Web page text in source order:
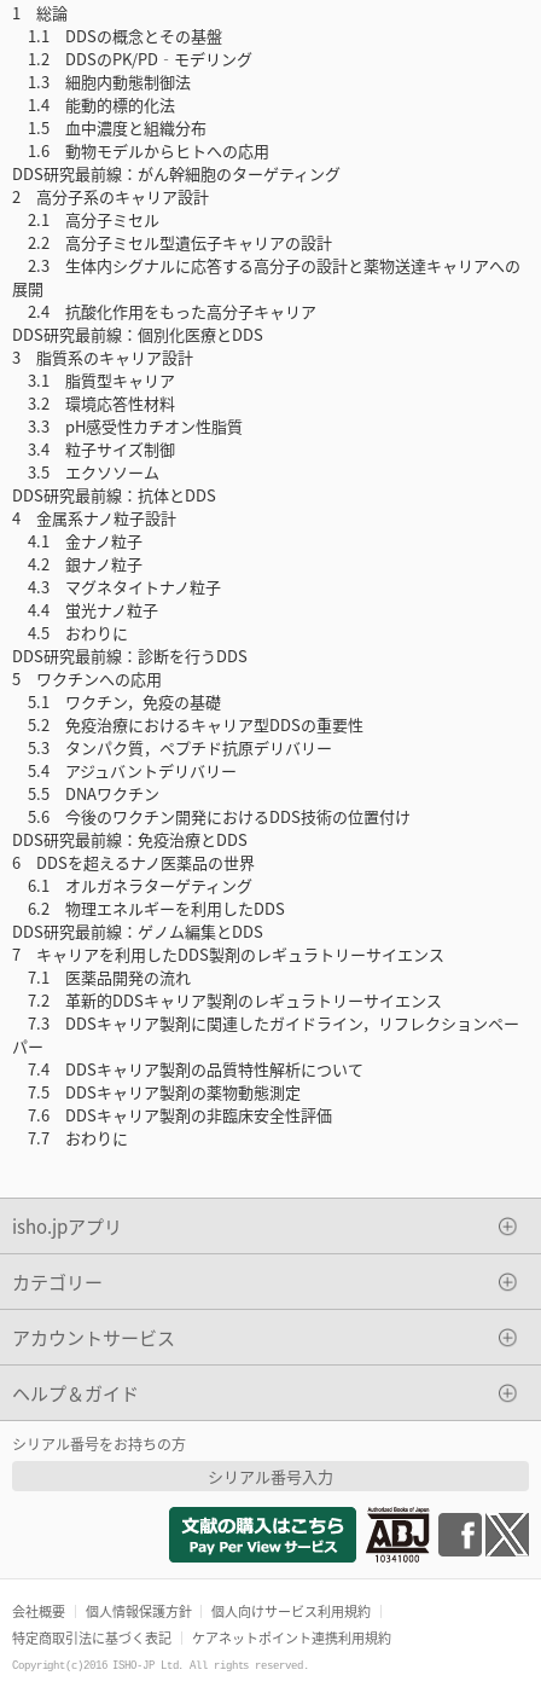
1 総論
1.1 DDSの概念とその基盤
1.2 DDSのPK/PD‐モデリング
1.3 細胞内動態制御法
1.4 能動的標的化法
1.5 血中濃度と組織分布
1.6 動物モデルからヒトへの応用
DDS研究最前線：がん幹細胞のターゲティング
2 高分子系のキャリア設計
2.1 高分子ミセル
2.2 高分子ミセル型遺伝子キャリアの設計
2.3 生体内シグナルに応答する高分子の設計と薬物送達キャリアへの
展開
2.4 抗酸化作用をもった高分子キャリア
DDS研究最前線：個別化医療とDDS
3 脂質系のキャリア設計
3.1 脂質型キャリア
3.2 環境応答性材料
3.3 pH感受性カチオン性脂質
3.4 粒子サイズ制御
3.5 エクソソーム
DDS研究最前線：抗体とDDS
4 金属系ナノ粒子設計
4.1 金ナノ粒子
4.2 銀ナノ粒子
4.3 マグネタイトナノ粒子
4.4 蛍光ナノ粒子
4.5 おわりに
DDS研究最前線：診断を行うDDS
5 ワクチンへの応用
5.1 ワクチン，免疫の基礎
5.2 免疫治療におけるキャリア型DDSの重要性
5.3 タンパク質，ペプチド抗原デリバリー
5.4 アジュバントデリバリー
5.5 DNAワクチン
5.6 今後のワクチン開発におけるDDS技術の位置付け
DDS研究最前線：免疫治療とDDS
6 DDSを超えるナノ医薬品の世界
6.1 オルガネラターゲティング
6.2 物理エネルギーを利用したDDS
DDS研究最前線：ゲノム編集とDDS
7 キャリアを利用したDDS製剤のレギュラトリーサイエンス
7.1 医薬品開発の流れ
7.2 革新的DDSキャリア製剤のレギュラトリーサイエンス
7.3 DDSキャリア製剤に関連したガイドライン，リフレクションペー
パー
7.4 DDSキャリア製剤の品質特性解析について
7.5 DDSキャリア製剤の薬物動態測定
7.6 DDSキャリア製剤の非臨床安全性評価
7.7 おわりに
isho.jpアプリ
カテゴリー
アカウントサービス
ヘルプ＆ガイド
シリアル番号をお持ちの方
シリアル番号入力
会社概要 個人情報保護方針
個人向けサービス利用規約
特定商取引法に基づく表記
ケアネットポイント連携利用規約
Copyright(c)2016 ISHO-JP Ltd. All rights reserved.